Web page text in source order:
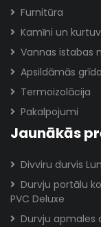
Furnitūra
Kamīni un
Vannas istabas
Apsildāmās
Termoizolācija
Pakalpojumi
Jaunākās
Divviru durvis
Durvju portālu
PVC Deluxe
Durvju apmales